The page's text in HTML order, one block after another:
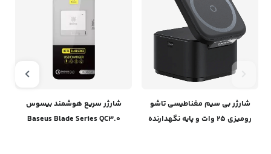
شارژر بی سیم مغناطیسی تاشو
رومیزی 25 وات و پایه نگهدارنده
شارژر سریع هوشمند بیسوس
Baseus Blade Series QC3.0